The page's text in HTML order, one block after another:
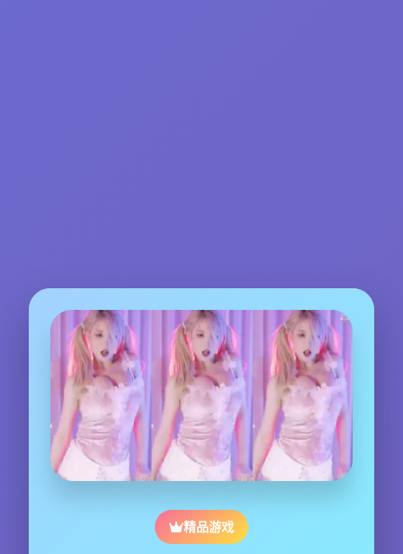
精品游戏